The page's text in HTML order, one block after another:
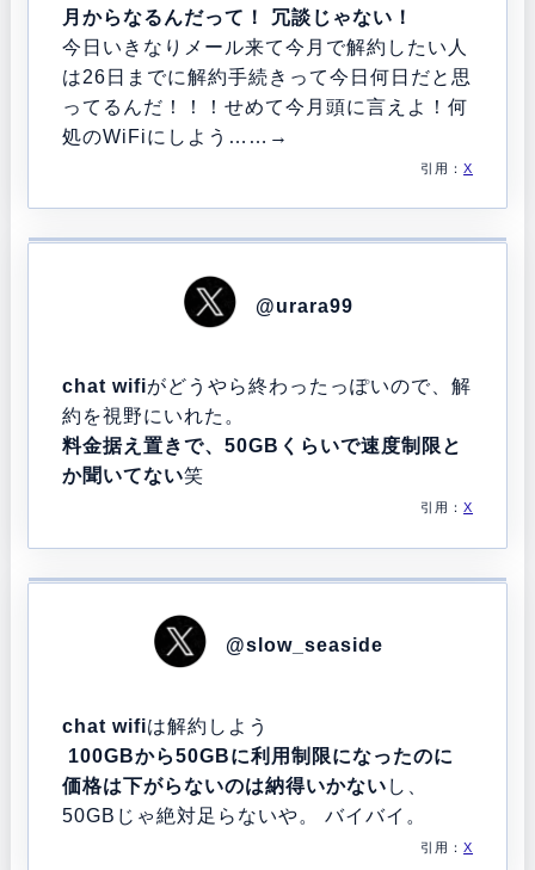
月からなるんだって！ 冗談じゃない！
今日いきなりメール来て今月で解約したい人
は26日までに解約手続きって今日何日だと思
ってるんだ！！！せめて今月頭に言えよ！何
処のWiFiにしよう……→
引用：X
@urara99
chat wifiがどうやら終わったっぽいので、解
約を視野にいれた。
料金据え置きで、50GBくらいで速度制限と
か聞いてない笑
引用：X
@slow_seaside
chat wifiは解約しよう
100GBから50GBに利用制限になったのに
価格は下がらないのは納得いかない し、
50GBじゃ絶対足らないや。 バイバイ。
引用：X